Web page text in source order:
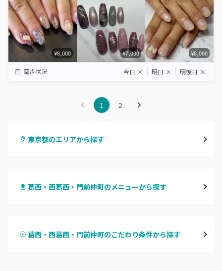
¥8,000 ¥7,000 ¥8,000
空き状況 今日 × 明日 × 明後日 ×
1 2
東京都のエリアから探す
原宿
葛西・西葛西・門前仲町のメニューから探す
ハンドスカルプ
葛西・西葛西・門前仲町のこだわり条件から探す